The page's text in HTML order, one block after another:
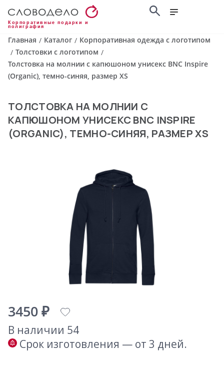
Корпоративные подарки и
полиграфия
Главная / Каталог / Корпоративная одежда с логотипом
/ Толстовки с логотипом /
Толстовка на молнии с капюшоном унисекс BNC Inspire
(Organic), темно-синяя, размер XS
ТОЛСТОВКА НА МОЛНИИ С
КАПЮШОНОМ УНИСЕКС BNC INSPIRE
(ORGANIC), ТЕМНО-СИНЯЯ, РАЗМЕР XS
3450 ₽
В наличии 54
Срок изготовления — от 3 дней.